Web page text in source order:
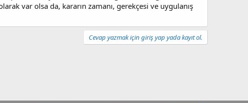
var olsa da, kararın zamanı, gerekçesi ve uygulanış
Cevap yazmak için giriş yap yada kayıt ol.